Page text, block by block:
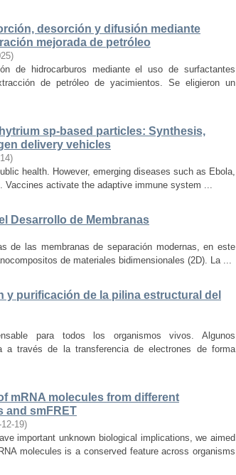
desorción y difusión mediante
mejorada de petróleo
)
de hidrocarburos mediante el uso de surfactantes
de petróleo de yacimientos. Se eligieron un
sp-based particles: Synthesis,
delivery vehicles
)
health. However, emerging diseases such as Ebola,
Vaccines activate the adaptive immune system ...
Desarrollo de Membranas
de las membranas de separación modernas, en este
de materiales bidimensionales (2D). La ...
purificación de la pilina estructural del
para todos los organismos vivos. Algunos
a través de la transferencia de electrones de forma
mRNA molecules from different
and smFRET
19)
important unknown biological implications, we aimed
molecules is a conserved feature across organisms